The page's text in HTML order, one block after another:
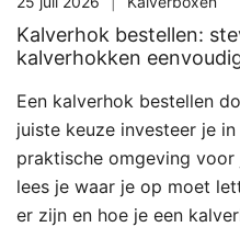
Kalverhok bestellen:
kalverhokken
Een kalverhok bestellen
juiste keuze investeer je
praktische omgeving
lees je waar je op moet
er zijn en hoe je een